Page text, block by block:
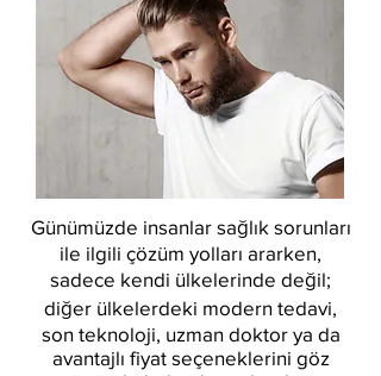
Günümüzde insanlar sağlık sorunları
ile ilgili çözüm yolları ararken,
sadece kendi ülkelerinde değil;
diğer ülkelerdeki modern tedavi,
son teknoloji, uzman doktor ya da
avantajlı fiyat seçeneklerini göz